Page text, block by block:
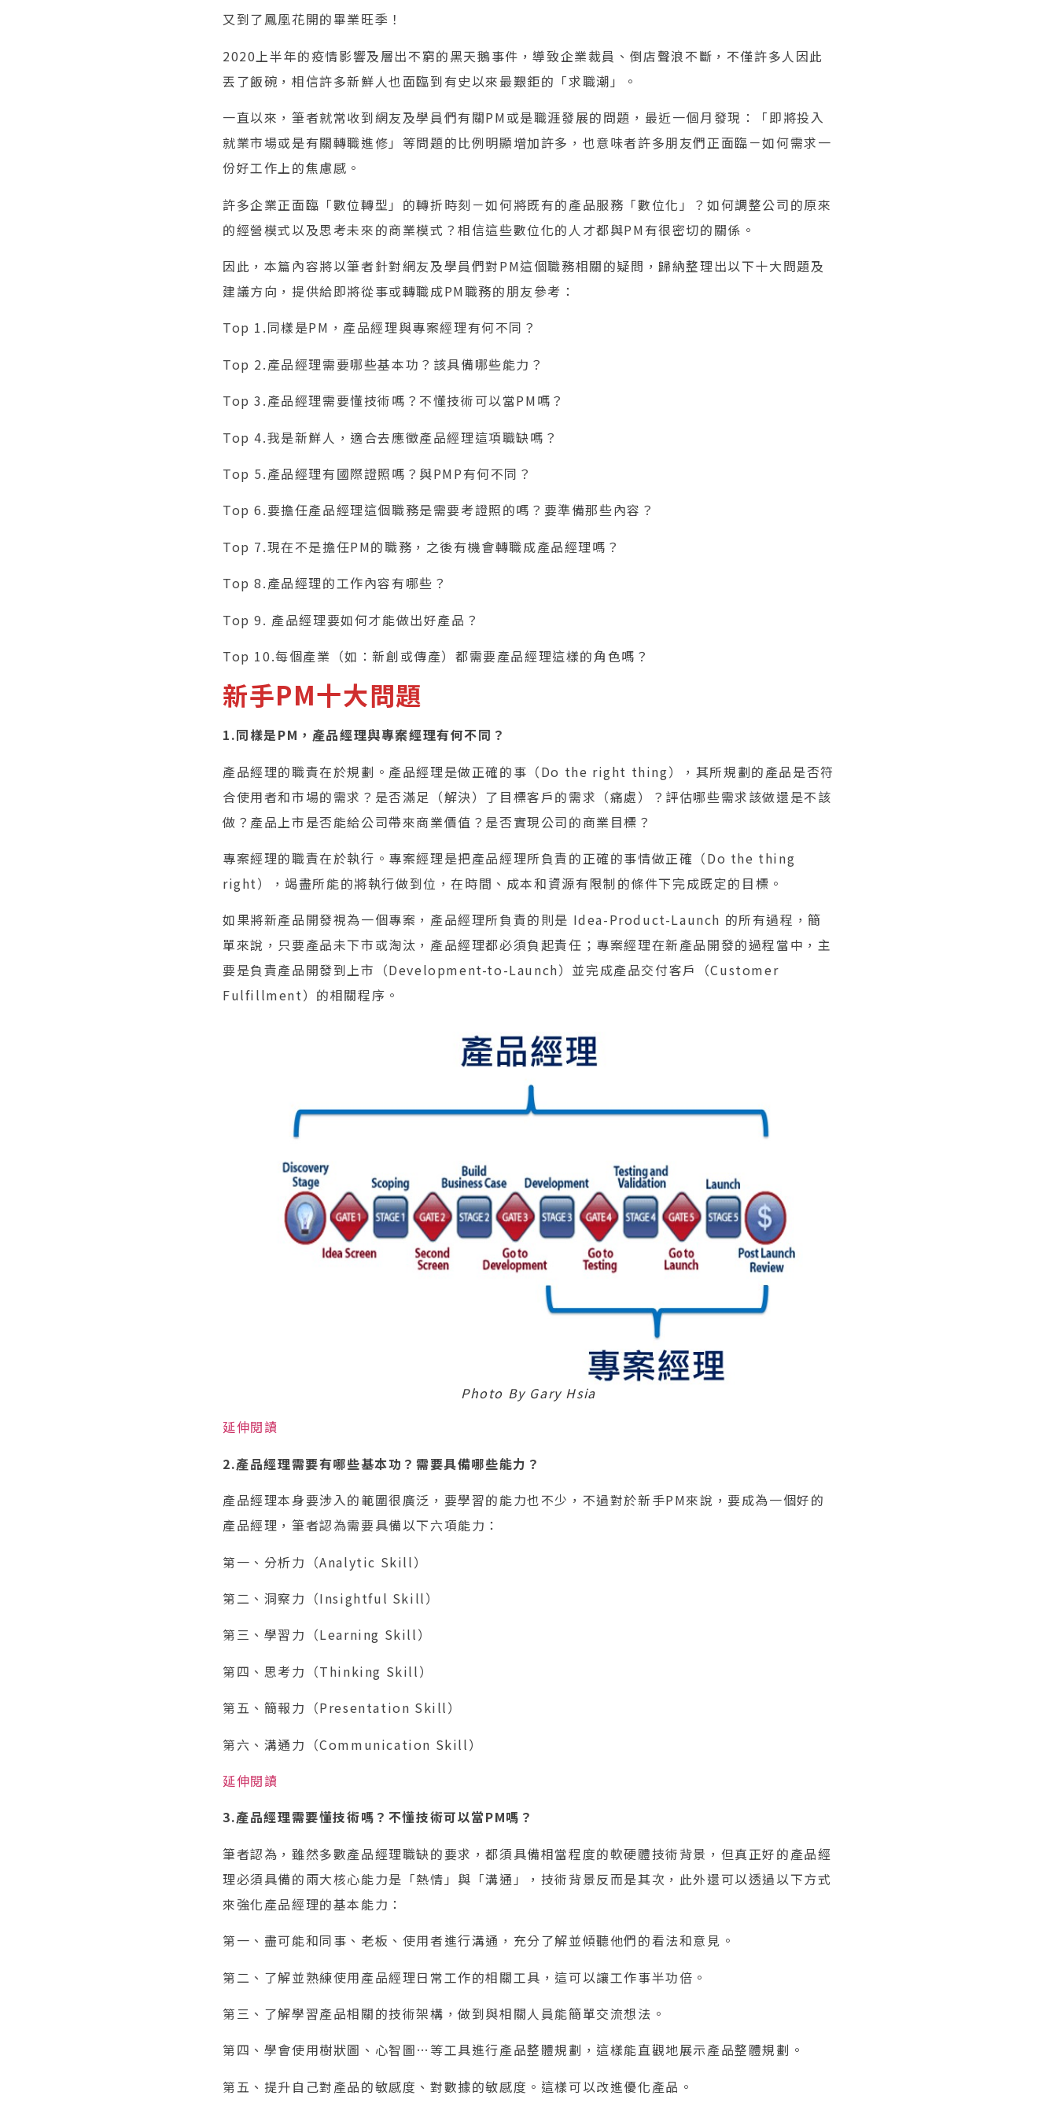
又到了鳳凰花開的畢業旺季！
2020上半年的疫情影響及層出不窮的黑天鵝事件，導致企業裁員、倒店聲浪不斷，不僅許多人因此
丟了飯碗，相信許多新鮮人也面臨到有史以來最艱鉅的「求職潮」。
一直以來，筆者就常收到網友及學員們有關PM或是職涯發展的問題，最近一個月發現：「即將投入
就業市場或是有關轉職進修」等問題的比例明顯增加許多，也意味者許多朋友們正面臨－如何需求一
份好工作上的焦慮感。
許多企業正面臨「數位轉型」的轉折時刻－如何將既有的產品服務「數位化」？如何調整公司的原來
的經營模式以及思考未來的商業模式？相信這些數位化的人才都與PM有很密切的關係。
因此，本篇內容將以筆者針對網友及學員們對PM這個職務相關的疑問，歸納整理出以下十大問題及
建議方向，提供給即將從事或轉職成PM職務的朋友參考：
Top 1.同樣是PM，產品經理與專案經理有何不同？
Top 2.產品經理需要哪些基本功？該具備哪些能力？
Top 3.產品經理需要懂技術嗎？不懂技術可以當PM嗎？
Top 4.我是新鮮人，適合去應徵產品經理這項職缺嗎？
Top 5.產品經理有國際證照嗎？與PMP有何不同？
Top 6.要擔任產品經理這個職務是需要考證照的嗎？要準備那些內容？
Top 7.現在不是擔任PM的職務，之後有機會轉職成產品經理嗎？
Top 8.產品經理的工作內容有哪些？
Top 9. 產品經理要如何才能做出好產品？
Top 10.每個產業（如：新創或傳產）都需要產品經理這樣的角色嗎？
新手PM十大問題
1.同樣是PM，產品經理與專案經理有何不同？
產品經理的職責在於規劃。產品經理是做正確的事（Do the right thing），其所規劃的產品是否符
合使用者和市場的需求？是否滿足（解決）了目標客戶的需求（痛處）？評估哪些需求該做還是不該
做？產品上市是否能給公司帶來商業價值？是否實現公司的商業目標？
專案經理的職責在於執行。專案經理是把產品經理所負責的正確的事情做正確（Do the thing
right），竭盡所能的將執行做到位，在時間、成本和資源有限制的條件下完成既定的目標。
如果將新產品開發視為一個專案，產品經理所負責的則是 Idea-Product-Launch 的所有過程，簡
單來說，只要產品未下市或淘汰，產品經理都必須負起責任；專案經理在新產品開發的過程當中，主
要是負責產品開發到上市（Development-to-Launch）並完成產品交付客戶（Customer
Fulfillment）的相關程序。
Photo By Gary Hsia
延伸閱讀
2.產品經理需要有哪些基本功？需要具備哪些能力？
產品經理本身要涉入的範圍很廣泛，要學習的能力也不少，不過對於新手PM來說，要成為一個好的
產品經理，筆者認為需要具備以下六項能力：
第一、分析力（Analytic Skill）
第二、洞察力（Insightful Skill）
第三、學習力（Learning Skill）
第四、思考力（Thinking Skill）
第五、簡報力（Presentation Skill）
第六、溝通力（Communication Skill）
延伸閱讀
3.產品經理需要懂技術嗎？不懂技術可以當PM嗎？
筆者認為，雖然多數產品經理職缺的要求，都須具備相當程度的軟硬體技術背景，但真正好的產品經
理必須具備的兩大核心能力是「熱情」與「溝通」，技術背景反而是其次，此外還可以透過以下方式
來強化產品經理的基本能力：
第一、盡可能和同事、老板、使用者進行溝通，充分了解並傾聽他們的看法和意見。
第二、了解並熟練使用產品經理日常工作的相關工具，這可以讓工作事半功倍。
第三、了解學習產品相關的技術架構，做到與相關人員能簡單交流想法。
第四、學會使用樹狀圖、心智圖…等工具進行產品整體規劃，這樣能直觀地展示產品整體規劃。
第五、提升自己對產品的敏感度、對數據的敏感度。這樣可以改進優化產品。